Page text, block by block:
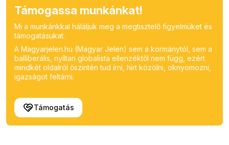
Támogassa munkánkat!
Mi a munkánkkal háláljuk meg a megtisztelő figyelmüket és
támogatásukat.
A Magyarjelen.hu (Magyar Jelen) sem a kormánytól, sem a
balliberális, nyíltan globalista ellenzéktől nem függ, ezért
mindkét oldalról őszintén tud írni, hírt közölni, oknyomozni,
igazságot feltárni.
Támogatás